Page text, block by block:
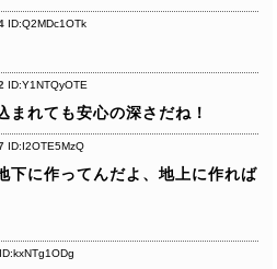
ID:Q2MDc1OTk
ID:Y1NTQyOTE
まれても安心の深さだね！
ID:I2OTE5MzQ
下に作ってんだよ、地上に作れば
ID:kxNTg1ODg